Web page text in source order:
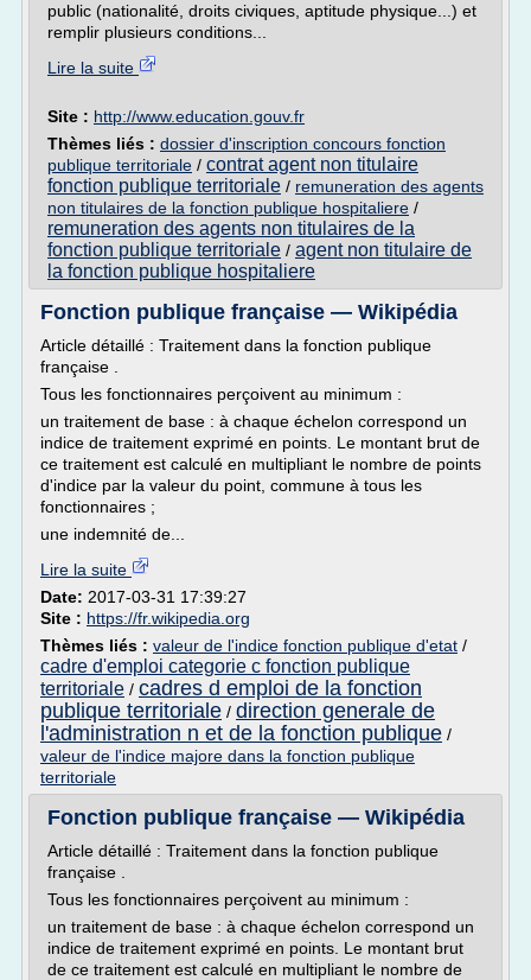
public (nationalité, droits civiques, aptitude physique...) et
remplir plusieurs conditions...
Lire la suite
Site : http://www.education.gouv.fr
Thèmes liés : dossier d'inscription concours fonction
publique territoriale / contrat agent non titulaire
fonction publique territoriale / remuneration des agents
non titulaires de la fonction publique hospitaliere /
remuneration des agents non titulaires de la
fonction publique territoriale / agent non titulaire de
la fonction publique hospitaliere
Fonction publique française — Wikipédia
Article détaillé : Traitement dans la fonction publique
française .
Tous les fonctionnaires perçoivent au minimum :
un traitement de base : à chaque échelon correspond un
indice de traitement exprimé en points. Le montant brut de
ce traitement est calculé en multipliant le nombre de points
d'indice par la valeur du point, commune à tous les
fonctionnaires ;
une indemnité de...
Lire la suite
Date: 2017-03-31 17:39:27
Site : https://fr.wikipedia.org
Thèmes liés : valeur de l'indice fonction publique d'etat /
cadre d'emploi categorie c fonction publique
territoriale / cadres d emploi de la fonction
publique territoriale / direction generale de
l'administration n et de la fonction publique /
valeur de l'indice majore dans la fonction publique
territoriale
Fonction publique française — Wikipédia
Article détaillé : Traitement dans la fonction publique
française .
Tous les fonctionnaires perçoivent au minimum :
un traitement de base : à chaque échelon correspond un
indice de traitement exprimé en points. Le montant brut
de ce traitement est calculé en multipliant le nombre de